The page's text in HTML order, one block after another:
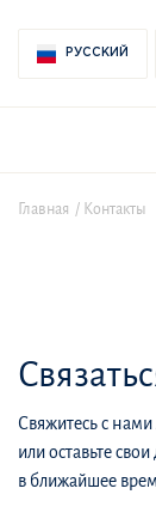
РУССКИЙ
Главная Контакты
Свяжитесь с
или оставьте
в ближайшее